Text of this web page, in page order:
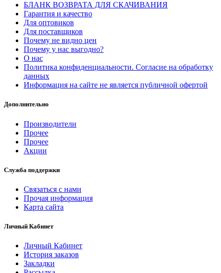
БЛАНК ВОЗВРАТА ДЛЯ СКАЧИВАНИЯ
Гарантия и качество
Для оптовиков
Для поставщиков
Почему не видно цен
Почему у нас выгодно?
О нас
Политика конфиденциальности. Согласие на обработку
данных
Информация на сайте не является публичной офертой
Дополнительно
Производители
Прочее
Прочее
Акции
Служба поддержки
Связаться с нами
Прочая информация
Карта сайта
Личный Кабинет
Личный Кабинет
История заказов
Закладки